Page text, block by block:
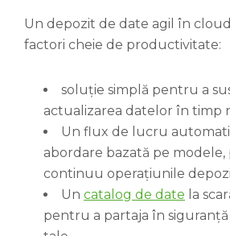
Un depozit de date agil în
factori cheie de productivitate:
soluție simplă pentru a
actualizarea datelor în timp
Un flux de lucru
abordare bazată pe
continuu operațiunile
Un catalog de date la
pentru a partaja în